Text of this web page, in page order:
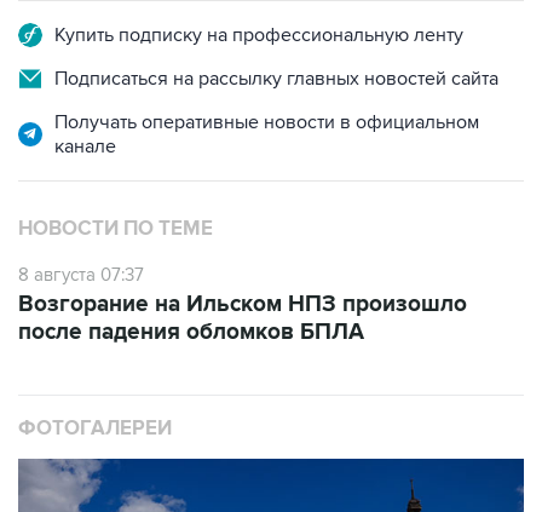
Купить подписку на профессиональную ленту
Подписаться на рассылку главных новостей сайта
Получать оперативные новости в официальном
канале
НОВОСТИ ПО ТЕМЕ
8 августа 07:37
Возгорание на Ильском НПЗ произошло
после падения обломков БПЛА
ФОТОГАЛЕРЕИ